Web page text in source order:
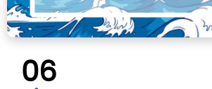
06